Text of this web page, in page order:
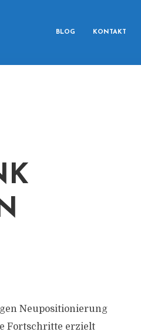
BLOG KONTAKT
Neupositionierung
Fortschritte erzielt